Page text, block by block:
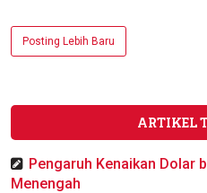
Posting Lebih Baru
ARTIKEL
Pengaruh Kenaikan Dolar
Menengah